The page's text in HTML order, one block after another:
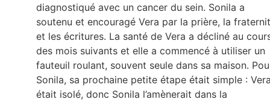
diagnostiqué avec un cancer du sein. Sonila a
soutenu et encouragé Vera par la prière, la
et les écritures. La santé de Vera a décliné au
des mois suivants et elle a commencé à utiliser un
fauteuil roulant, souvent seule dans sa maison.
Sonila, sa prochaine petite étape était simple :
était isolé, donc Sonila l’amènerait dans la